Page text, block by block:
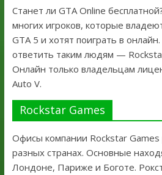
Станет ли GTA Online
многих игроков, которые
GTA 5 и хотят поиграть в
ответить таким людям —
Онлайн только владельцам
Auto V.
Rockstar Games
Офисы компании Rockstar
разных странах. Основные
Лондоне, Париже и Боготе.